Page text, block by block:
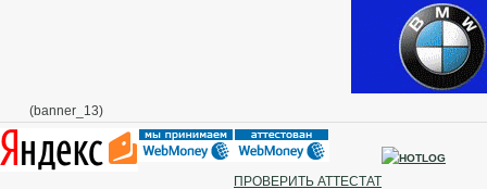
(banner_13)
ПРОВЕРИТЬ АТТЕСТАТ